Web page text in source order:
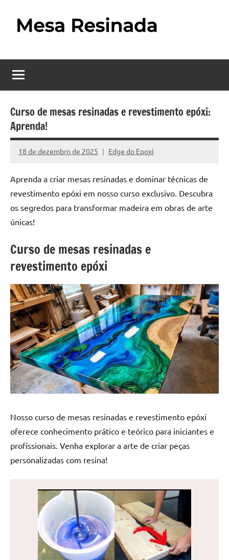
Resinada
–
Como
Fazer
uma
Resinada
Passo
a
passo
o
fascinante
mesas
resinadas,
onde
elegância
madeira
se
encontra
com
criatividade
da
resina.
nossas
dicas
e
inspirações
sobre
mesa
de
madeira
de
incluindo
designs
mesas
de
inovadoras
Curso de mesas resinadas e revestimento epóxi:
Aprenda!
18 de dezembro de 2025 Edge do Epoxi
Nenhum
Aprenda a criar mesas resinadas e dominar técnicas de
revestimento epóxi em nosso curso exclusivo. Descubra
os segredos para transformar madeira em obras de arte
únicas!
Curso de mesas resinadas e
revestimento epóxi
Nosso curso de mesas resinadas e revestimento epóxi
oferece conhecimento prático e teórico para iniciantes e
profissionais. Venha explorar a arte de criar peças
personalizadas com resina!